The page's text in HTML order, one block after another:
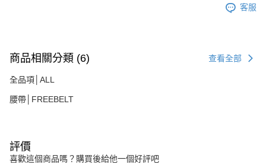
客服
商品相關分類 (6) 查看全部
全品項│ALL
腰帶│FREEBELT
評價
喜歡這個商品嗎？購買後給他一個好評吧